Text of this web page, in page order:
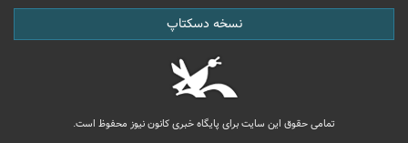
نسخه دسکتاپ
تمامی حقوق این سایت برای پایگاه خبری کانون نیوز محفوظ است.